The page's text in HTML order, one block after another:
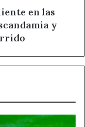
de León
en las
y